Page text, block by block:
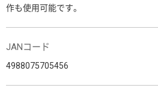
作も使用可能です。
JANコード
4988075705456